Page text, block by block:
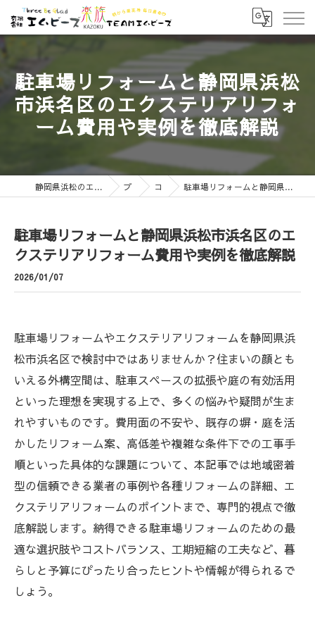
駐車場リフォームと静岡県浜松
市浜名区のエクステリアリフォ
ーム費用や実例を徹底解説
静岡県浜松のエクステリアなら有限会社エムビーズ ブログ コラム 駐車場リフォームと静岡県浜松市浜名区のエクステリアリフォーム費用や実例を徹底解説
駐車場リフォームと静岡県浜松市浜名区のエ
クステリアリフォーム費用や実例を徹底解説
2026/01/07
駐車場リフォームやエクステリアリフォームを静岡県浜
松市浜名区で検討中ではありませんか？住まいの顔とも
いえる外構空間は、駐車スペースの拡張や庭の有効活用
といった理想を実現する上で、多くの悩みや疑問が生ま
れやすいものです。費用面の不安や、既存の塀・庭を活
かしたリフォーム案、高低差や複雑な条件下での工事手
順といった具体的な課題について、本記事では地域密着
型の信頼できる業者の事例や各種リフォームの詳細、エ
クステリアリフォームのポイントまで、専門的視点で徹
底解説します。納得できる駐車場リフォームのための最
適な選択肢やコストバランス、工期短縮の工夫など、暮
らしと予算にぴったり合ったヒントや情報が得られるで
しょう。